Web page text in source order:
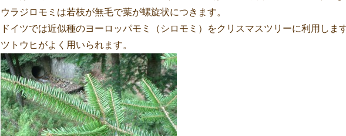
ウラジロモミは若枝が無毛で葉が螺旋状につきます。
ドイツでは近似種のヨーロッパモミ（シロモミ）をクリスマスツリーに利用しま
ツトウヒがよく用いられます。